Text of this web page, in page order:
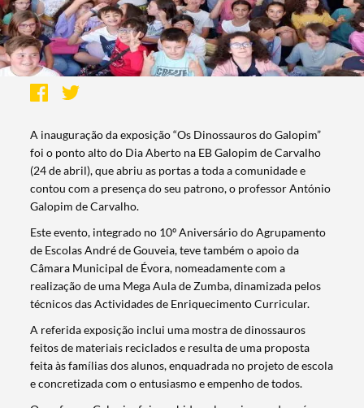
A inauguração da exposição “Os Dinossauros do Galopim”
foi o ponto alto do Dia Aberto na EB Galopim de Carvalho
(24 de abril), que abriu as portas a toda a comunidade e
contou com a presença do seu patrono, o professor António
Galopim de Carvalho.
Este evento, integrado no 10º Aniversário do Agrupamento
de Escolas André de Gouveia, teve também o apoio da
Câmara Municipal de Évora, nomeadamente com a
realização de uma Mega Aula de Zumba, dinamizada pelos
técnicos das Actividades de Enriquecimento Curricular.
A referida exposição inclui uma mostra de dinossauros
feitos de materiais reciclados e resulta de uma proposta
feita às famílias dos alunos, enquadrada no projeto de escola
e concretizada com o entusiasmo e empenho de todos.